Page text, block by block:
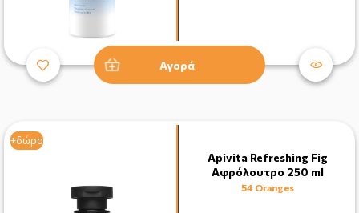
Αγορά
+δώρο
+δώρο
Apivita Refreshing Fig
Αφρόλουτρο 250 ml
54 Oranges